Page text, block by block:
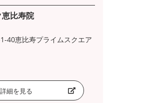
比寿院
40恵比寿プライムスクエア
詳細を見る